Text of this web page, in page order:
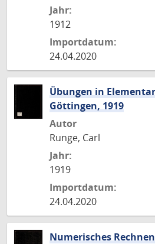
Jahr:
1912
Importdatum:
24.04.2020
Übungen in
Göttingen, 1919
Autor
Runge, Carl
Jahr:
1919
Importdatum:
24.04.2020
Numerisches